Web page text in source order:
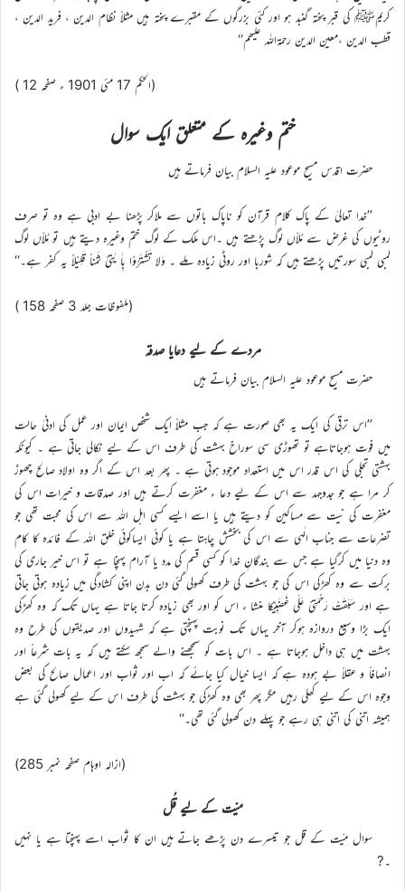
کریمﷺ کی قبر پختہ گنبد ہو اور کئی بزرگوں کے مقبرے پختہ ہیں مثلاً نظام الدین ، فرید الدین ،
قطب الدین ،معین الدین رحمۃاللہ علیھم‘‘
(الحکم 17 مئی 1901 ء صفحہ 12 )
ختم وغیرہ کے متعلق ایک سوال
حضرت اقدس مسیح موعود علیہ السلام بیان فرماتے ہیں
’’خدا تعالیٰ کے پاک کلام قرآن کو ناپاک باتوں سے ملاکر پڑھنا بے ادبی ہے وہ تو صرف
روٹیوں کی غرض سے مُلاّں لوگ پڑھتے ہیں ۔اس ملک کے لوگ ختم وغیرہ دیتے ہیں تو مُلاّں لوگ
لمبی لمبی سورتیں پڑھتے ہیں کہ شوربا اور روٹی زیادہ ملے ۔ وَلا تَشْتَرُوْا بِاٰ یٰتِیْ ثَمَناً قَلِیْلاً یہ کفر ہے۔‘‘
(ملفوظات جلد 3 صفحہ 158 )
مردے کے لیے دعایا صدقہ
حضرت مسیح موعود علیہ السلام بیان فرماتے ہیں
’’اس ترقی کی ایک یہ بھی صورت ہے کہ جب مثلاً ایک شخص ایمان اور عمل کی ادنیٰ حالت
میں فوت ہوجاتاہے تو تھوڑی سی سوراخ بہشت کی طرف اس کے لیے نکالی جاتی ہے ۔ کیونکہ
بہشتی تجلی کی اس قدر اس میں استعداد موجود ہوتی ہے ۔ پھر بعد اس کے اگر وہ اولاد صالح چھوڑ
کر مرا ہے جو جدوجہد سے اس کے لیے دعا ء مغفرت کرتے ہیں اور صدقات و خیرات اس کی
مغفرت کی نیت سے مساکین کو دیتے ہیں یا اسے ایسے کسی اہل اللہ سے اس کی محبت تھی جو
تضرعات سے جناب الٰہی سے اس کی بخشش چاہتا ہے یا کوئی ایساکوئی خلق اللہ کے فائدہ کا کام
وہ دنیا میں کرگیا ہے جس سے بندگانِ خدا کو کسی قسم کی مدد یا آرام پہنچا ہے تو اس خیر جاری کی
برکت سے وہ کھڑکی اس کی جو بہشت کی طرف کھولی گئی دن بدن اپنی کشادگی میں زیادہ ہوتی جاتی
ہے اور سَبَقَتْ رَحْمَتِیْ عَلٰی غَضَبِیْکا منشا ء اس کو اور بھی زیادہ کرتا جاتا ہے یہاں تک کہ وہ کھڑکی
ایک بڑا وسیع دروازہ ہوکر آخر یہاں تک نوبت پہنچتی ہے کہ شہیدوں اور صدیقوں کی طرح وہ
بہشت میں ہی داخل ہوجاتا ہے ۔ اس بات کو سمجھنے والے سمجھ سکتے ہیں کہ یہ بات شرعاً اور
انصافاً و عقلاً بے ہودہ ہے کہ ایسا خیال کیا جائے کہ اب اور ثواب اور اعمال صالح کی بعض
وجوہ اس کے لیے کھلی رہیں مگر پھر بھی وہ کھڑکی جو بہشت کی طرف اس کے لیے کھولی گئی ہے
ہمیشہ اتنی کی اتنی ہی رہے جو پہلے دن کھولی گئی تھی۔‘‘
(ازالہ اوہام صفحہ نمبر 285)
میّت کے لیے قُل
سوال میّت کے قل جو تیسرے دن پڑھے جاتے ہیں ان کا ثواب اسے پہنچتا ہے یا نہیں
۔?